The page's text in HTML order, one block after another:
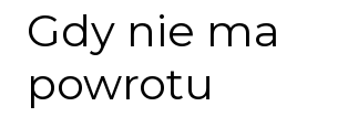
Gdy nie ma
powrotu